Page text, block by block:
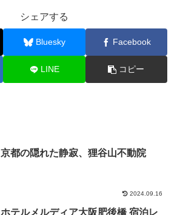
シェアする
Bluesky Facebook
LINE コピー
京都の隠れた静寂、狸谷山不動院
2024.09.16
ホテルメルディア大阪肥後橋 宿泊レ